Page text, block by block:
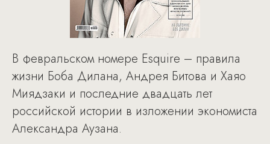
В февральском номере Esquire – правила
жизни Боба Дилана, Андрея Битова и Хаяо
Миядзаки и последние двадцать лет
российской истории в изложении экономиста
Александра Аузана.